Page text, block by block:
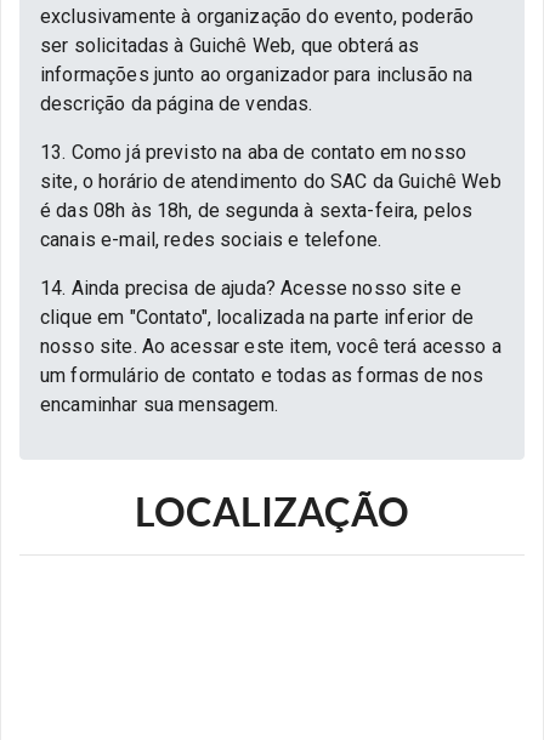
exclusivamente à organização do evento, poderão
ser solicitadas à Guichê Web, que obterá as
informações junto ao organizador para inclusão na
descrição da página de vendas.
13. Como já previsto na aba de contato em nosso
site, o horário de atendimento do SAC da Guichê Web
é das 08h às 18h, de segunda à sexta-feira, pelos
canais e-mail, redes sociais e telefone.
14. Ainda precisa de ajuda? Acesse nosso site e
clique em "Contato", localizada na parte inferior de
nosso site. Ao acessar este item, você terá acesso a
um formulário de contato e todas as formas de nos
encaminhar sua mensagem.
LOCALIZAÇÃO